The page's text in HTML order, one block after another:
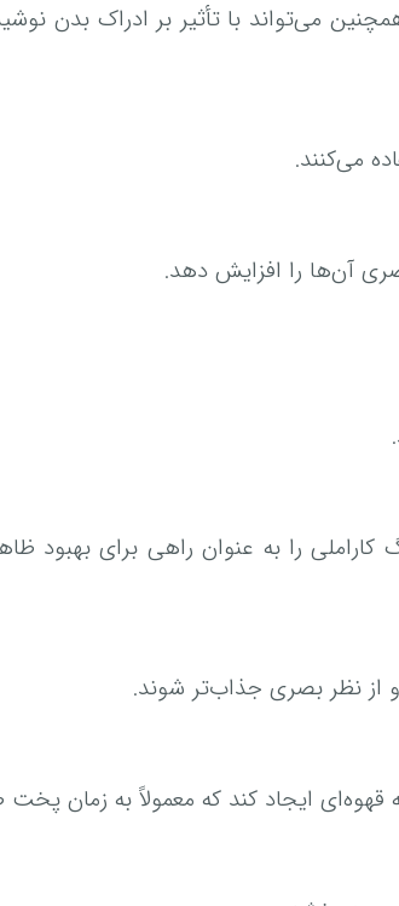
می‌تواند با تأثیر بر ادراک بدن
می‌کنند.
آن‌ها را افزایش دهد.
را به عنوان راهی برای بهبود
از نظر بصری جذاب‌تر شوند.
ایجاد کند که معمولاً به زمان پخت